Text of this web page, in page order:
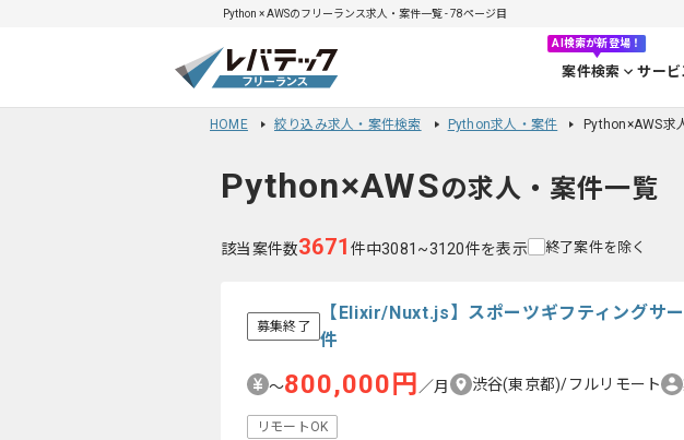
Python × AWSのフリーランス求人・案件一覧 - 78ページ目
AI検索が新登場！
案件検索 サー
HOME 絞り込み求人・案件検索 Python求人・案件 Python×AWS求
Python×AWSの求人・案件一覧
該当案件数3671 件中3081~3120件を表示 終了案件を除く
募集終了
【Elixir/Nuxt.js】スポーツギフティングサ
件
〜800,000円 ／月 渋谷(東京都)/フルリモート
リモートOK